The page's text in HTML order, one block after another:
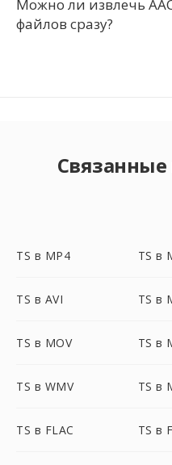
Можно ли извлечь
файлов сразу?
TS в MP4 TS в
TS в AVI TS в
TS в MOV TS в
TS в WMV TS в
TS в FLAC TS в